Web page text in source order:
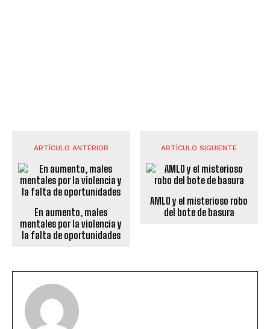
ARTÍCULO ANTERIOR
En aumento, males
mentales por la violencia y
la falta de oportunidades
ARTÍCULO SIGUIENTE
AMLO y el misterioso robo
del bote de basura